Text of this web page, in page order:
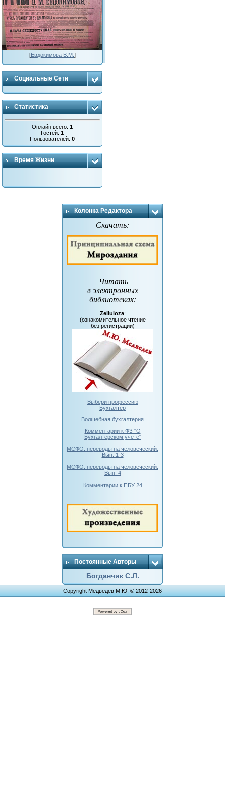
[Евдокимова В.М. ]
Социальные Сети
Статистика
Онлайн всего:1
Гостей:1
Пользователей:0
Время Жизни
Колонка Редактора
Скачать:
Читать
в электронных
библиотеках:
Zelluloza:
(ознакомительное чтение
без регистрации)
Выбери профессию
Бухгалтер
Волшебная бухгалтерия
Комментарии к ФЗ "О
Бухгалтерском учете"
МСФО: переводы на человеческий.
Вып. 1-3
МСФО: переводы на человеческий.
Вып. 4
Комментарии к ПБУ 24
Постоянные Авторы
Богданчик С.Л.
Copyright Медведев М.Ю. © 2012-2026